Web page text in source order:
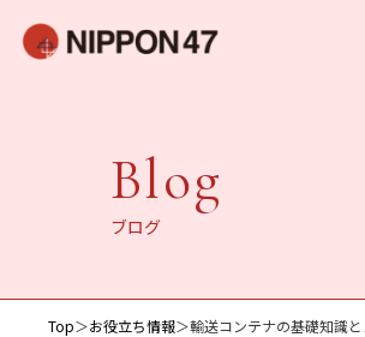
Blog
ブログ
Top＞お役立ち情報＞輸送コンテナの基礎知識